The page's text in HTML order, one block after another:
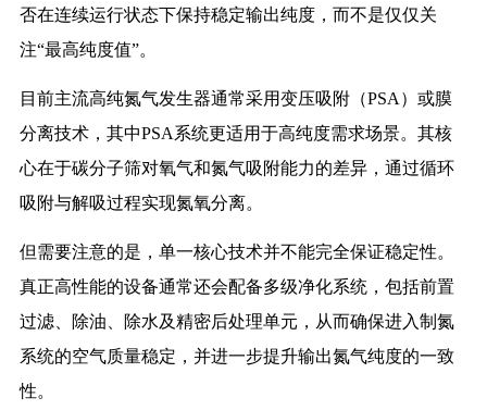
否在连续运行状态下保持稳定输出纯度，而不是仅仅关
注“最高纯度值”。
目前主流高纯氮气发生器通常采用变压吸附（PSA）或膜
分离技术，其中PSA系统更适用于高纯度需求场景。其核
心在于碳分子筛对氧气和氮气吸附能力的差异，通过循环
吸附与解吸过程实现氮氧分离。
但需要注意的是，单一核心技术并不能完全保证稳定性。
真正高性能的设备通常还会配备多级净化系统，包括前置
过滤、除油、除水及精密后处理单元，从而确保进入制氮
系统的空气质量稳定，并进一步提升输出氮气纯度的一致
性。